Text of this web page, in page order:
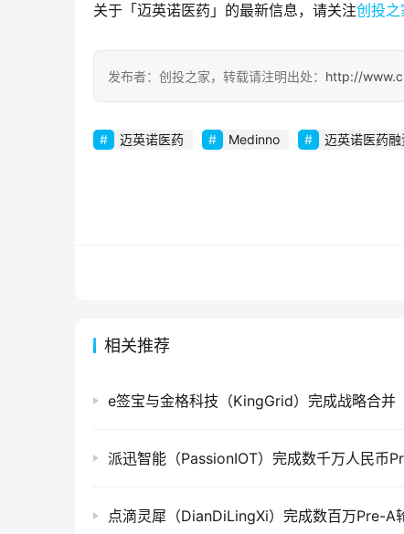
关于「迈英诺医药」的最新信息，请关注创投之
发布者：创投之家，转载请注明出处： http://
迈英诺医药 Medinno 迈英诺医药融
相关推荐
e签宝与金格科技（KingGrid）完成战略合并